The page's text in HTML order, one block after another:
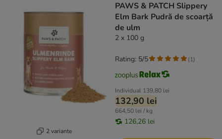
2 variante
PAWS & PATCH Slippery
Elm Bark Pudră de scoarță
de ulm
2 x 100 g
Individual 139,80 lei
132,90 lei
664,50 lei / kg
126,26 lei
Rating: 5/5 (1)